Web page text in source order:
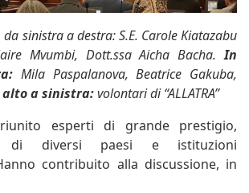
da sinistra a destra: S.E. Carole Kiatazabu
Mvumbi, Dott.ssa Aicha Bacha. In
Mila Paspalanova, Beatrice Gakuba,
a sinistra:volontari di “ALLATRA”
esperti di grande prestigio,
di diversi paesi e istituzioni
contribuito alla discussione, in